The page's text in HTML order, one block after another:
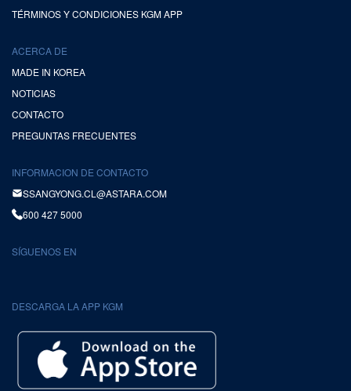
TÉRMINOS Y CONDICIONES KGM APP
ACERCA DE
MADE IN KOREA
NOTICIAS
CONTACTO
PREGUNTAS FRECUENTES
INFORMACION DE CONTACTO
SSANGYONG.CL@ASTARA.COM
600 427 5000
SÍGUENOS EN
DESCARGA LA APP KGM